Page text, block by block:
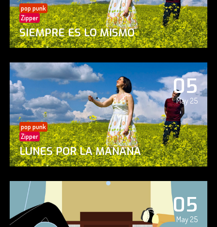
pop punk
Zipper
SIEMPRE ES LO MISMO
05
May 25
pop punk
Zipper
LUNES POR LA MAÑANA
05
May 25